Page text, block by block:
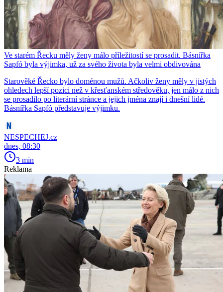
Ve starém Řecku měly ženy málo příležitostí se prosadit. Básnířka
Sapfó byla výjimka, už za svého života byla velmi obdivována
Starověké Řecko bylo doménou mužů. Ačkoliv ženy měly v jistých
ohledech lepší pozici než v křesťanském středověku, jen málo z nich
se prosadilo po literární stránce a jejich jména znají i dnešní lidé.
Básnířka Sapfó představuje výjimku.
NESPECHEJ.cz
dnes, 08:30
3 min
Reklama